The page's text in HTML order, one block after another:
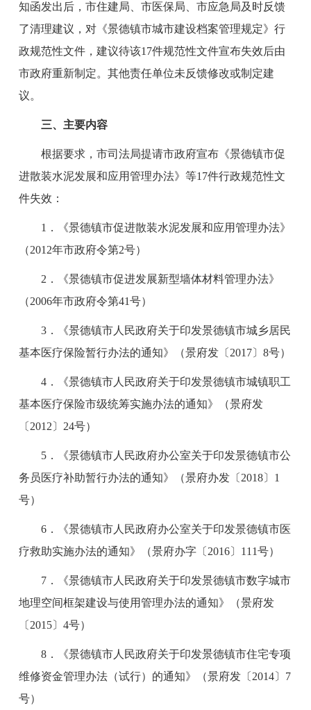
知函发出后，市住建局、市医保局、市应急局及时反馈
了清理建议，对《景德镇市城市建设档案管理规定》行
政规范性文件，建议待该17件规范性文件宣布失效后由
市政府重新制定。 其他责任单位未反馈修改或制定建
议。
三、主要内容
根据要求，市司法局提请市政府宣布《景德镇市促
进散装水泥发展和应用管理办法》等17件行政规范性文
件失效：
1．
《景德镇市促进散装水泥发展和应用管理办法》
（2012年市政府令第2号）
2．《景德镇市促进发展新型墙体材料管理办法》
（2006年市政府令第41号）
3．《景德镇市人民政府关于印发景德镇市城乡居民
基本医疗保险暂行办法的通知》（景府发〔2017〕8号）
4．《景德镇市人民政府关于印发景德镇市城镇职工
基本医疗保险市级统筹实施办法的通知》（景府发
〔2012〕24号）
5．《景德镇市人民政府办公室关于印发景德镇市公
务员医疗补助暂行办法的通知》（景府办发〔2018〕1
号）
6．《景德镇市人民政府办公室关于印发景德镇市医
疗救助实施办法的通知》（景府办字〔2016〕111号）
7．《景德镇市人民政府关于印发景德镇市数字城市
地理空间框架建设与使用管理办法的通知》（景府发
〔2015〕4号）
8．《景德镇市人民政府关于印发景德镇市住宅专项
维修资金管理办法（试行）的通知》（景府发〔2014〕7
号）